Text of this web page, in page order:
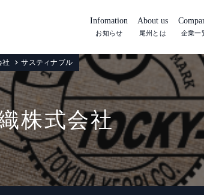
Infomation
お知らせ
About us
尾州とは 企業一
株式会社
社 サスティナブル